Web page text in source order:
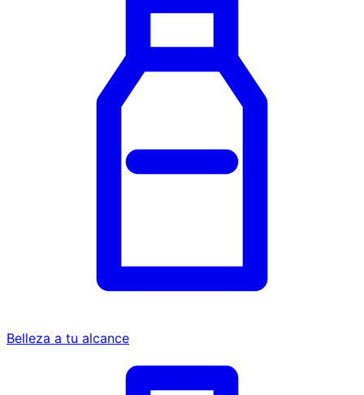
Belleza a tu alcance